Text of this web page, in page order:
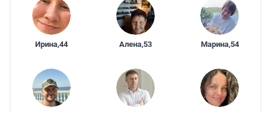
Ирина,44 Алена,53 Марина,54